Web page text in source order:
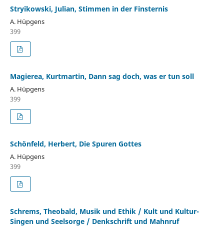
Stryikowski, Julian, Stimmen in der Finsternis
A. Hüpgens
399
Magierea, Kurtmartin, Dann sag doch, was er tun soll
A. Hüpgens
399
Schönfeld, Herbert, Die Spuren Gottes
A. Hüpgens
399
Schrems, Theobald, Musik und Ethik / Kult und Kultur-
Singen und Seelsorge / Denkschrift und Mahnruf